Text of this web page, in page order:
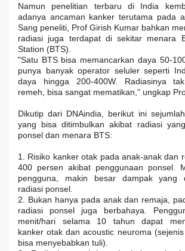
Namun penelitian terbaru di India
adanya ancaman kanker terutama pada
Sang peneliti, Prof Girish Kumar bahkan
radiasi juga terdapat di sekitar menara
Station (BTS).
"Satu BTS bisa memancarkan daya 50-
punya banyak operator seluler seperti
daya hingga 200-400W. Radiasinya
remeh, bisa sangat mematikan," ungkap
Dikutip dari DNAindia, berikut ini
yang bisa ditimbulkan akibat radiasi
ponsel dan menara BTS:
1. Risiko kanker otak pada anak-anak dan
400 persen akibat penggunaan ponsel.
pengguna, makin besar dampak yang
radiasi ponsel.
2. Bukan hanya pada anak dan remaja,
radiasi ponsel juga berbahaya.
menit/hari selama 10 tahun dapat
kanker otak dan acoustic neuroma
bisa menyebabkan tuli).